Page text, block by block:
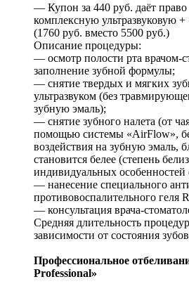
— Купон за 440 руб. даёт
комплексную ультразвуковую
(1760 руб. вместо 5500 руб.)
Описание процедуры:
— осмотр полости рта врачом-
заполнение зубной формулы;
— снятие твердых и мягких
ультразвуком (без
зубную эмаль);
— снятие зубного налета (от
помощью системы «AirFlow»,
воздействия на зубную эмаль,
становится белее (степень
индивидуальных особенностей
— нанесение специального
противовоспалительного геля
— консультация врача-
Средняя длительность
зависимости от состояния
Профессиональное
Professional»